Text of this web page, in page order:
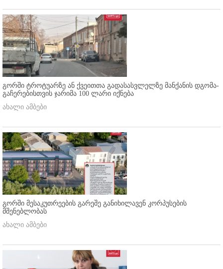
გორში ტროტუარზე ან ქვეითთა გადასასვლელზე მანქანის დგომა-
გაჩერებისთვის ჯარიმა 100 ლარი იქნება
ახალი ამბები
გორში მესაკუთრეების გარეშე განიხილავენ კორპუსების
მშენებლობას
ახალი ამბები